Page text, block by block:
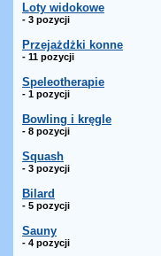
Loty widokowe
- 3 pozycji
Przejażdżki konne
- 11 pozycji
Speleotherapie
- 1 pozycji
Bowling i kręgle
- 8 pozycji
Squash
- 3 pozycji
Bilard
- 5 pozycji
Sauny
- 4 pozycji